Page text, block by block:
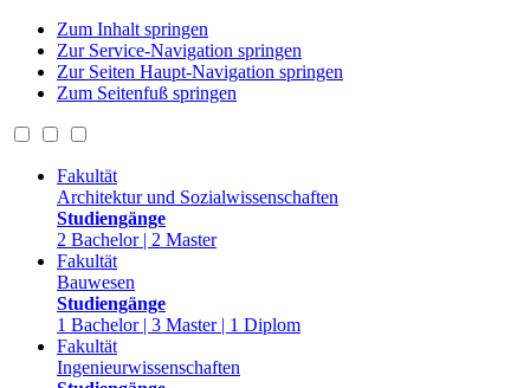
Zum Inhalt springen
Zur Service-Navigation springen
Zur Seiten Haupt-Navigation springen
Zum Seitenfuß springen
Fakultät
Architektur und Sozialwissenschaften
Studiengänge
2 Bachelor | 2 Master
Fakultät
Bauwesen
Studiengänge
1 Bachelor | 3 Master | 1 Diplom
Fakultät
Ingenieurwissenschaften